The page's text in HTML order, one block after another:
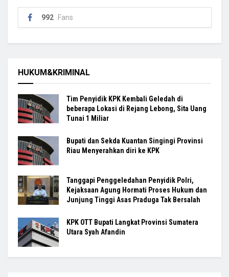
992 Fans
HUKUM&KRIMINAL
Tim Penyidik KPK Kembali Geledah di
beberapa Lokasi di Rejang Lebong, Sita Uang
Tunai 1 Miliar
Bupati dan Sekda Kuantan Singingi Provinsi
Riau Menyerahkan diri ke KPK
Tanggapi Penggeledahan Penyidik Polri,
Kejaksaan Agung Hormati Proses Hukum dan
Junjung Tinggi Asas Praduga Tak Bersalah
KPK OTT Bupati Langkat Provinsi Sumatera
Utara Syah Afandin